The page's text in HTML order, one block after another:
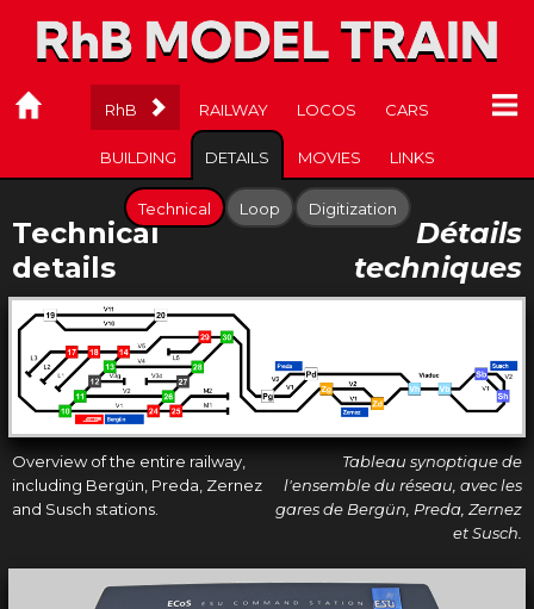
RAILWAY LOCOS CARS
BUILDING DETAILS MOVIES LINKS
Technical Loop Digitization
Technical
details
Détails
techniques
Overview of the entire railway,
including Bergün, Preda, Zernez
and Susch stations.
Tableau synoptique de
l'ensemble du réseau, avec les
gares de Bergün, Preda, Zernez
et Susch.